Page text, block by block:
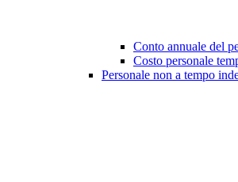
Conto annuale del
Costo personale
Personale non a tempo